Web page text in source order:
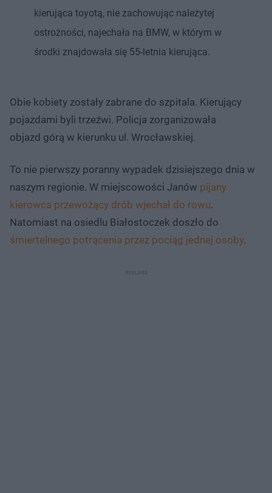
kierująca toyotą, nie zachowując należytej
ostrożności, najechała na BMW, w którym w
środki znajdowała się 55-letnia kierująca.
Obie kobiety zostały zabrane do szpitala. Kierujący
pojazdami byli trzeźwi. Policja zorganizowała
objazd górą w kierunku ul. Wrocławskiej.
To nie pierwszy poranny wypadek dzisiejszego dnia w
naszym regionie. W miejscowości Janów pijany
kierowca przewożący drób wjechał do rowu.
Natomiast na osiedlu Białostoczek doszło do
śmiertelnego potrącenia przez pociąg jednej osoby.